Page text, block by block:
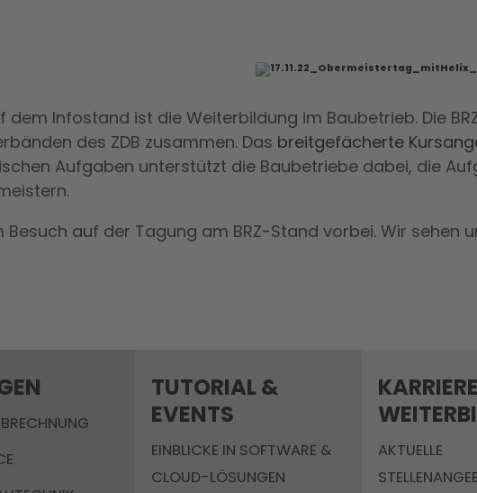
dem Infostand ist die Weiterbildung im Baubetrieb. Die
des ZDB zusammen. Das breitgefächerte
Aufgaben unterstützt die Baubetriebe dabei, die
Besuch auf der Tagung am BRZ-Stand vorbei. Wir sehen
TUTORIAL &
EVENTS
EINBLICKE IN SOFTWARE &
CLOUD-LÖSUNGEN
AKTUELLE